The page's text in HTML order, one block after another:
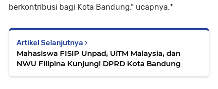
berkontribusi bagi Kota Bandung," ucapnya.*
Artikel Selanjutnya
Mahasiswa FISIP Unpad, UiTM Malaysia, dan
NWU Filipina Kunjungi DPRD Kota Bandung